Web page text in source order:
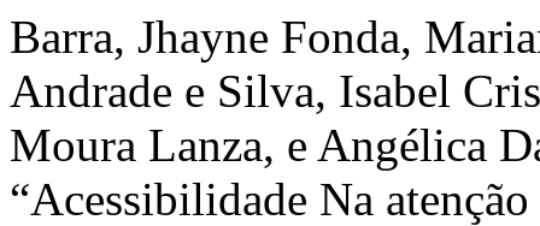
Barra, Jhayne Fonda,
Andrade e Silva, Isabel
Moura Lanza, e Angélica
“Acessibilidade Na